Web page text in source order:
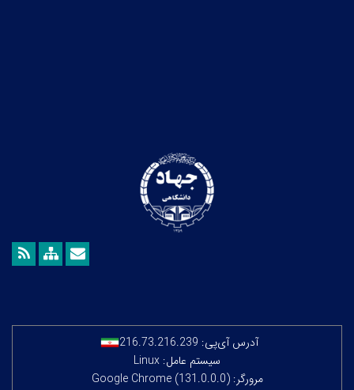
آدرس آی‌پی: 216.73.216.239
سیستم عامل: Linux
مرورگر: Google Chrome (131.0.0.0)